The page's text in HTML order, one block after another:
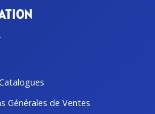
Générales de Ventes